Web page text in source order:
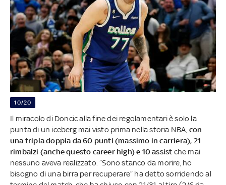
10/20
Il miracolo di Doncic alla fine dei regolamentari è solo la
punta di un iceberg mai visto prima nella storia NBA, con
una tripla doppia da 60 punti (massimo in carriera), 21
rimbalzi (anche questo career high) e 10 assist che mai
nessuno aveva realizzato. “Sono stanco da morire, ho
bisogno di una birra per recuperare” ha detto sorridendo al